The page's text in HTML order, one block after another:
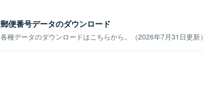
郵便番号データのダウンロード
各種データのダウンロードはこちらから。（2026年7月31日更新）